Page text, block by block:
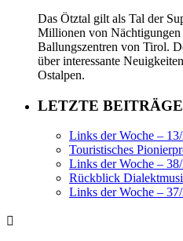
Das Ötztal gilt als Tal der
Millionen von Nächtigungen
Ballungszentren von Tirol.
über interessante
Ostalpen.
LETZTE BEITRÄGE
Links der Woche –
Touristisches
Links der Woche –
Rückblick
Links der Woche –